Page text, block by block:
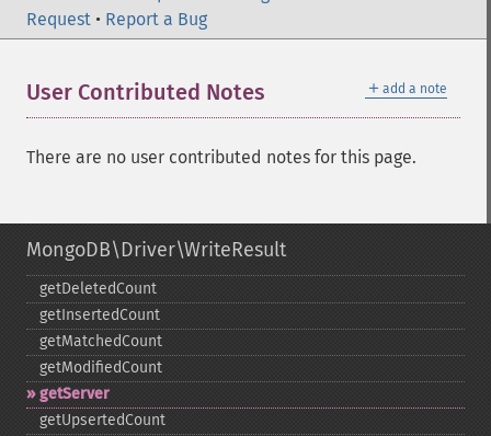
Request • Report a Bug
＋ add a note
User Contributed Notes
There are no user contributed notes for this page.
MongoDB\Driver\WriteResult
getDeletedCount
getInsertedCount
getMatchedCount
getModifiedCount
getServer
getUpsertedCount